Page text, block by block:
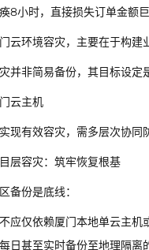
8小时，直接损失订单金额
云环境容灾，主要在于构建
并非简易备份，其目标设
云主机
实现有效容灾，需多层次协同
层容灾：筑牢恢复根基
备份是底线：
应仅依赖厦门本地单云主机
日甚至实时备份至地理隔离